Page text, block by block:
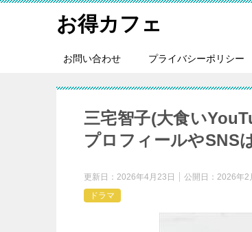
お得カフェ
お問い合わせ プライバシーポリシー
三宅智子(大食い
プロフィールやSNS
更新日： 2026年4月23日 公開日： 2026年2
ドラマ